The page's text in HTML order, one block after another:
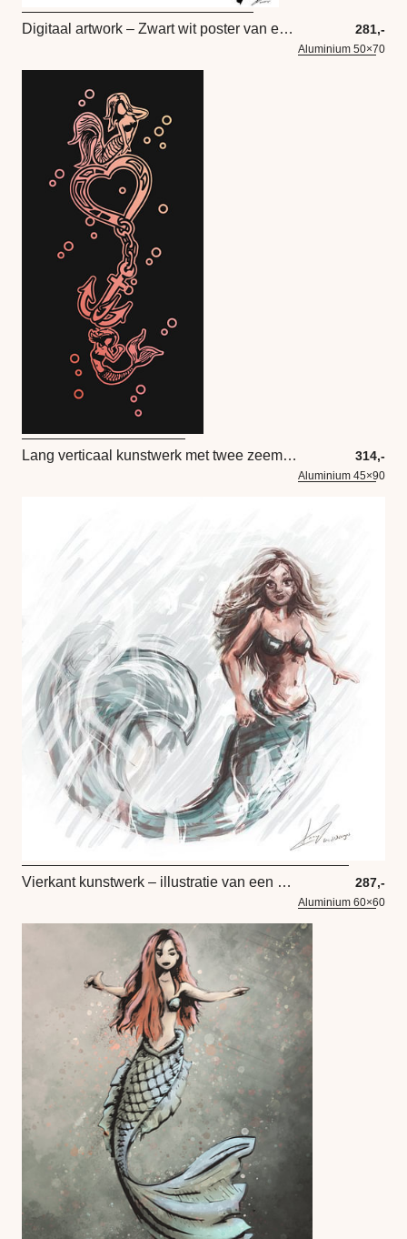
Digitaal artwork – Zwart wit poster van een zeemeermin 281,-
Aluminium 50×70
Lang verticaal kunstwerk met twee zeemeerminnen een hart en een ketting 314,-
Aluminium 45×90
Vierkant kunstwerk – illustratie van een zeemeermin 287,-
Aluminium 60×60